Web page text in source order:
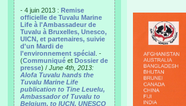
- 4 juin 2013 : Remise
officielle de Tuvalu Marine
Life à l'Ambassadeur de
Tuvalu à Bruxelles, Unesco,
UICN, et partenaires, suivie
d'un Mardi de
l'environnement spécial . -
(Communiqué et Dossier de
presse) / June 4th, 2013:
Alofa Tuvalu hands the
Tuvalu Marine Life
publication to Tine Leuelu,
Ambassador of Tuvalu to
Belgium, to IUCN, UNESCO